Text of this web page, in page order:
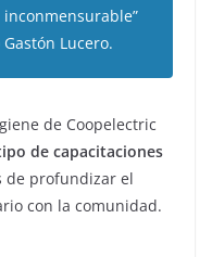
Lucero.
de Coopelectric
de capacitaciones
de profundizar el
con la comunidad.